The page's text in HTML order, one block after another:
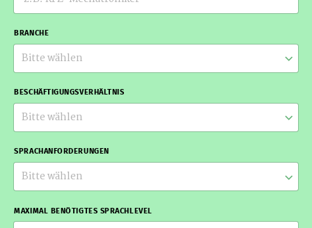
BRANCHE
Bitte wählen
BESCHÄFTIGUNGSVERHÄLTNIS
Bitte wählen
SPRACHANFORDERUNGEN
Bitte wählen
MAXIMAL BENÖTIGTES SPRACHLEVEL